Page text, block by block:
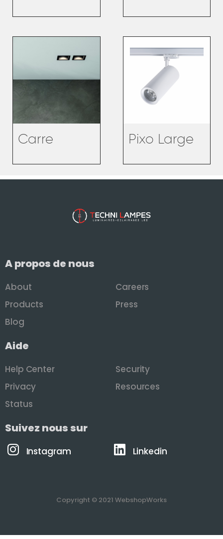
Carre Pixo Large
A propos de nous
About
Products
Blog
Careers
Press
Aide
Help Center
Privacy
Status
Security
Resources
Suivez nous sur
Instagram Linkedin
Copyright © 2021 WebshopWorks